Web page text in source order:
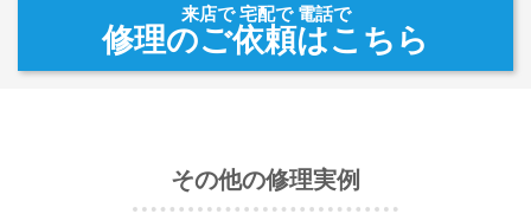
来店で 宅配で 電話で
修理のご依頼はこちら
その他の修理実例